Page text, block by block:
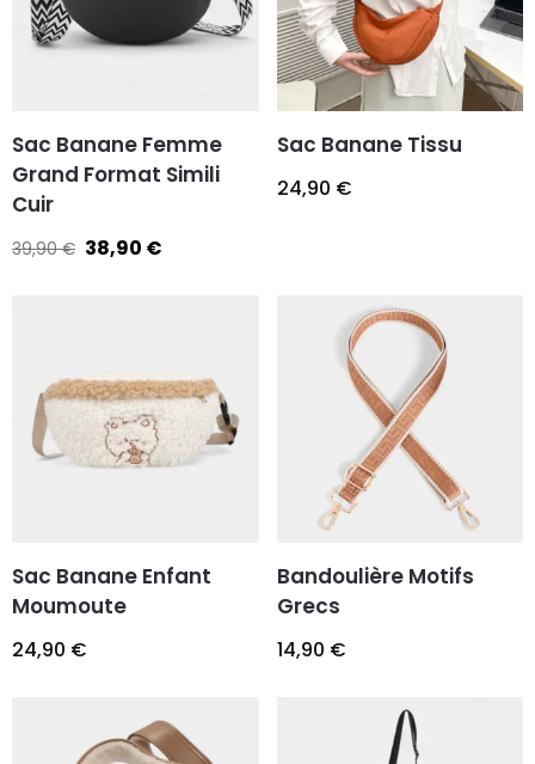
Sac Banane Femme
Grand Format Simili
Cuir
39,90€ 38,90 €
Sac Banane Tissu
24,90 €
Sac Banane Enfant
Moumoute
24,90 €
Bandoulière Motifs
Grecs
14,90 €